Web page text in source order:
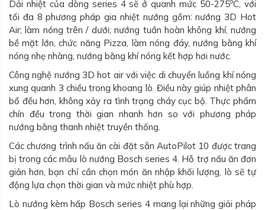
Dải nhiệt của dòng series 4 sẽ ở quanh mức 50-275 C, với
tối đa 8 phương pháp gia nhiệt nướng gồm: nướng 3D Hot
Air; làm nóng trên / dưới; nướng tuần hoàn không khí, nướng
bề mặt lớn, chức năng Pizza, làm nóng đáy, nướng bằng khí
nóng nhẹ nhàng, nướng bằng khí nóng kết hợp hơi nước.
Công nghệ nướng 3D hot air với việc di chuyển luồng khí nóng
xung quanh 3 chiều trong khoang lò. Điều này giúp nhiệt phân
bổ đều hơn, không xảy ra tình trạng cháy cục bộ. Thực phẩm
chín đều trong thời gian nhanh hơn so với phương pháp
nướng bằng thanh nhiệt truyền thống.
Các chương trình nấu ăn cài đặt sẵn AutoPilot 10 được trang
bị trong các mẫu lò nướng Bosch series 4. Hỗ trợ nấu ăn đơn
giản hơn, bạn chỉ cần chọn món ăn nhập khối lượng, lò sẽ tự
động lựa chọn thời gian và mức nhiệt phù hợp.
Lò nướng kèm hấp Bosch series 4 mang lại những giải pháp